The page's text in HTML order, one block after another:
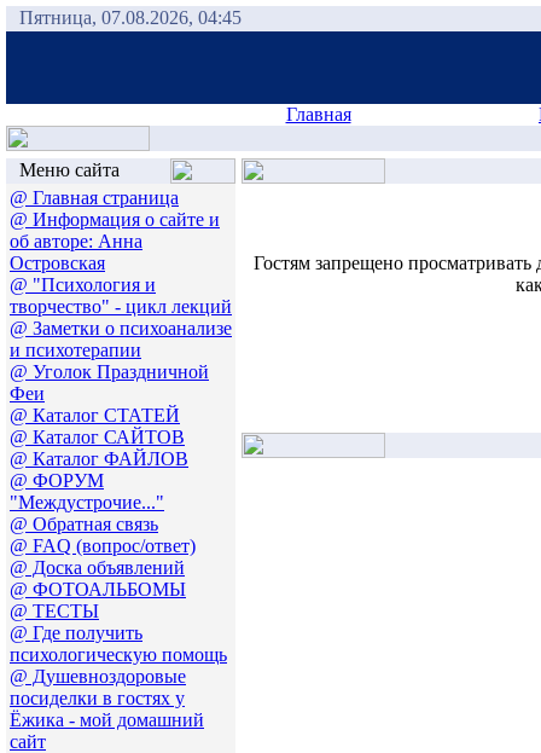
Пятница, 07.08.2026, 04:45
Главная
Меню сайта
@ Главная страница
@ Информация о сайте и
об авторе: Анна
Островская
@ "Психология и
творчество" - цикл лекций
@ Заметки о психоанализе
и психотерапии
@ Уголок Праздничной
Феи
@ Каталог СТАТЕЙ
@ Каталог САЙТОВ
@ Каталог ФАЙЛОВ
@ ФОРУМ
"Междустрочие..."
@ Обратная связь
@ FAQ (вопрос/ответ)
@ Доска объявлений
@ ФОТОАЛЬБОМЫ
@ ТЕСТЫ
@ Где получить
психологическую помощь
@ Душевноздоровые
посиделки в гостях у
Ёжика - мой домашний
сайт
Гостям запрещено